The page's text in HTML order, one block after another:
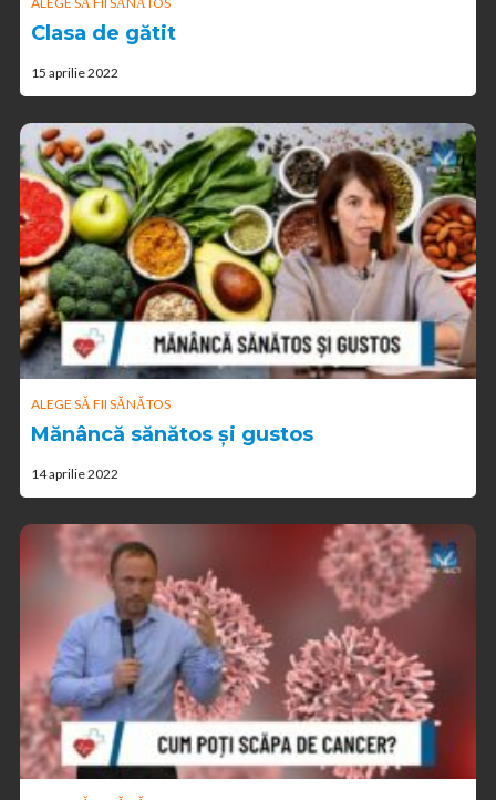
Clasa de gătit
15 aprilie 2022
ALEGE SĂ FII SĂNĂTOS
Mănâncă sănătos și gustos
14 aprilie 2022